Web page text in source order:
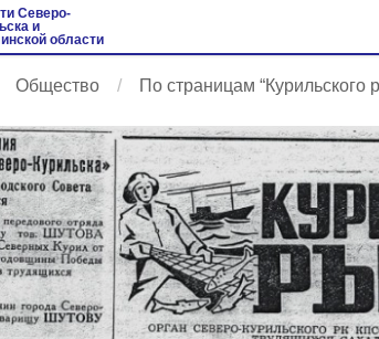
Северо-
и
области
Общество По страницам “Курильского